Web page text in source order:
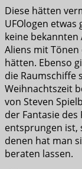
Diese hätten
UFOlogen
keine bekannten
Aliens mit
hätten. Ebenso
die Raumschiffe
Weihnachtszeit
von Steven
der Fantasie
entsprungen ist,
denen hat man
beraten lassen.